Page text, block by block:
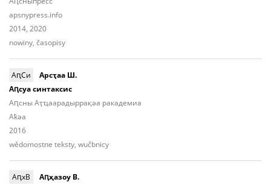
apsnypress.info
2014, 2020
nowiny, časopisy
АԥСи
Арсҭаа Ш.
Аԥсуа синтаксис
Аԥсны Аҭҵаарадыррақәа ракадемиа
Aҟәа
2016
wědomostne teksty, wučbnicy
АԥхВ
Аԥҳазоу В.